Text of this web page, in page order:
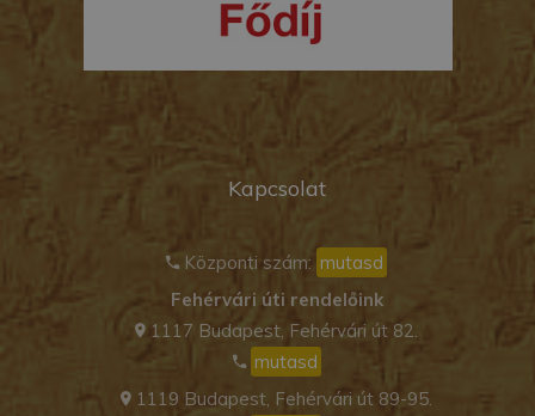
Kapcsolat
Központi szám: mutasd
Fehérvári úti rendelőink
1117 Budapest, Fehérvári út 82.
mutasd
1119 Budapest, Fehérvári út 89-95.